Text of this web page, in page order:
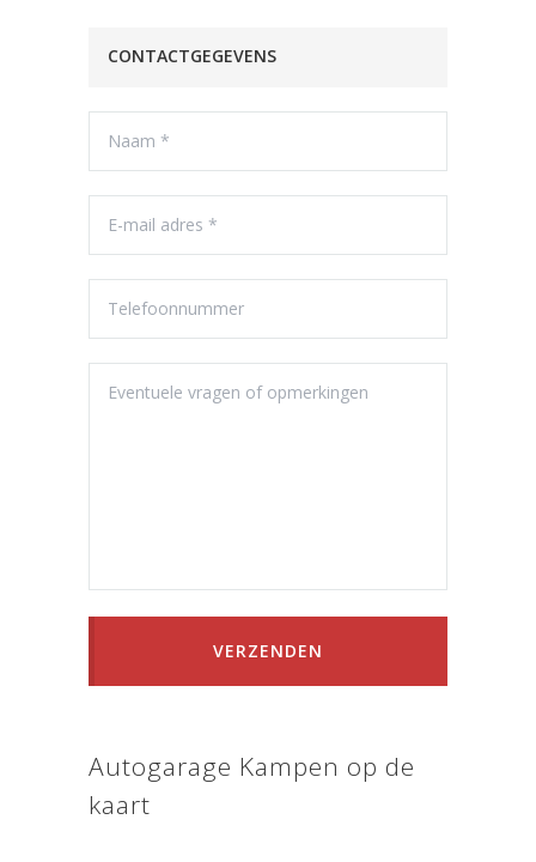
CONTACTGEGEVENS
VERZENDEN
Autogarage Kampen op de
kaart